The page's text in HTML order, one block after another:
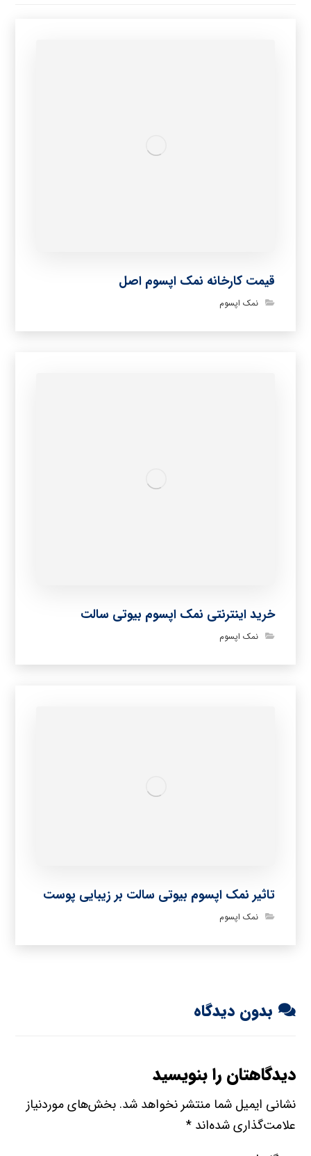
قیمت کارخانه نمک اپسوم اصل
نمک اپسوم
خرید اینترنتی نمک اپسوم بیوتی سالت
نمک اپسوم
تاثیر نمک اپسوم بیوتی سالت بر زیبایی پوست
نمک اپسوم
بدون دیدگاه
دیدگاهتان را بنویسید
نشانی ایمیل شما منتشر نخواهد شد. بخش‌های موردنیاز
علامت‌گذاری شده‌اند*